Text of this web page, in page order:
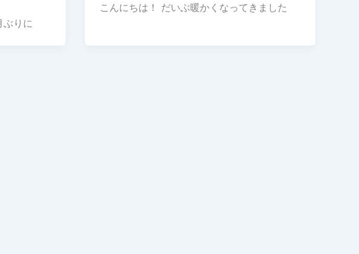
ぶりに
こんにちは！ だいぶ暖かくなってきました